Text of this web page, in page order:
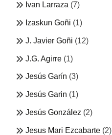
Ivan Larraza (7)
Izaskun Goñi (1)
J. Javier Goñi (12)
J.G. Agirre (1)
Jesús Garín (3)
Jesús Garin (1)
Jesús González (2)
Jesus Mari Ezcabarte (2)